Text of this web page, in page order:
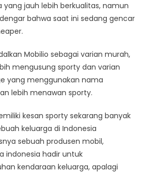
yang jauh lebih berkualitas, namun
bahwa saat ini sedang gencar
Mobilio sebagai varian murah,
mengusung sporty dan varian
yang menggunakan nama
lebih menawan sporty.
kesan sporty sekarang banyak
keluarga di Indonesia
sebuah produsen mobil,
indonesia hadir untuk
kendaraan keluarga, apalagi